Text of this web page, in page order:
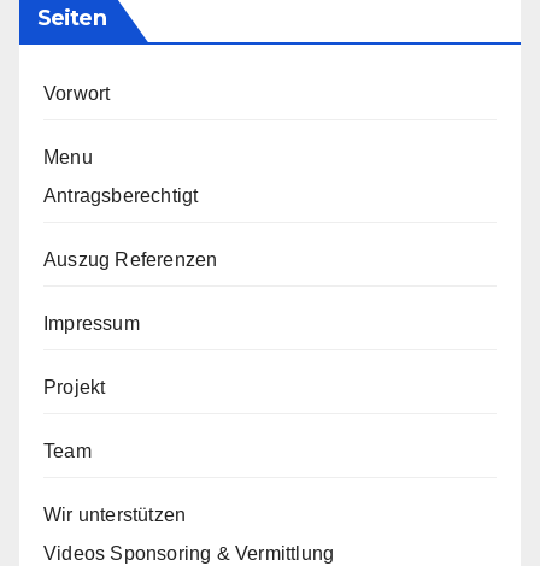
Seiten
Vorwort
Menu
Antragsberechtigt
Auszug Referenzen
Impressum
Projekt
Team
Wir unterstützen
Videos Sponsoring & Vermittlung